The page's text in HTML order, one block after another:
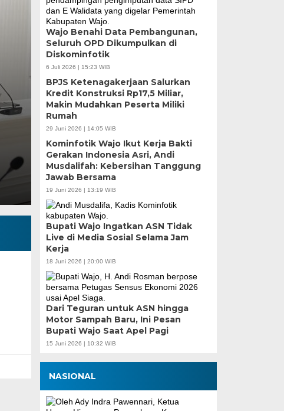
Tinjau Renovasi SDN
Supratman Pastikan
Mutu Demi
Makassar
Rabu, 5 Agu 2026 - 19:50 WIB
MEDIASINERGI.CO MAKASSAR — DPRD Kota
langsung terhadap progres renovasi UPT SPF SD…
Wajo Benahi Data Pembangunan,
Seluruh OPD Dikumpulkan di
Diskominfotik
6 Juli 2026 | 15:23 WIB
BPJS Ketenagakerjaan Salurkan
Kredit Konstruksi Rp17,5 Miliar,
Makin Mudahkan Peserta Miliki
Rumah
29 Juni 2026 | 14:05 WIB
Kominfotik Wajo Ikut Kerja Bakti
Gerakan Indonesia Asri, Andi
Musdalifah: Kebersihan Tanggung
Jawab Bersama
19 Juni 2026 | 13:19 WIB
Bupati Wajo Ingatkan ASN Tidak
Live di Media Sosial Selama Jam
Kerja
18 Juni 2026 | 20:00 WIB
Dari Teguran untuk ASN hingga
Motor Sampah Baru, Ini Pesan
Bupati Wajo Saat Apel Pagi
15 Juni 2026 | 10:32 WIB
NASIONAL